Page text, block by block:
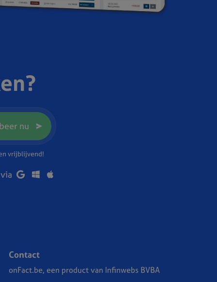
nu
vrijblijvend!
Contact
onFact.be, een product van Infinwebs BVBA